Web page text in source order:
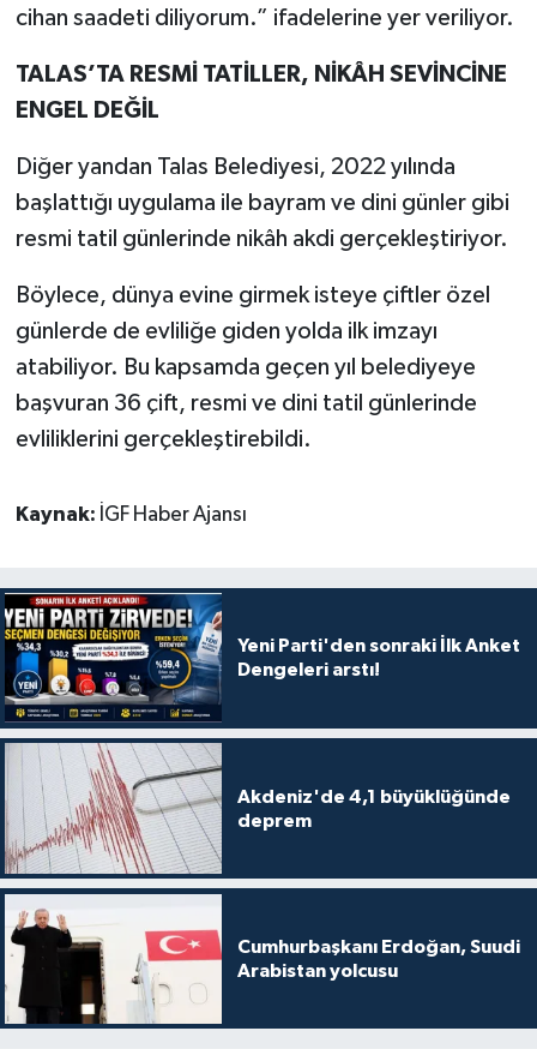
cihan saadeti diliyorum.” ifadelerine yer veriliyor.
TALAS’TA RESMİ TATİLLER, NİKÂH SEVİNCİNE
ENGEL DEĞİL
Diğer yandan Talas Belediyesi, 2022 yılında
başlattığı uygulama ile bayram ve dini günler gibi
resmi tatil günlerinde nikâh akdi gerçekleştiriyor.
Böylece, dünya evine girmek isteye çiftler özel
günlerde de evliliğe giden yolda ilk imzayı
atabiliyor. Bu kapsamda geçen yıl belediyeye
başvuran 36 çift, resmi ve dini tatil günlerinde
evliliklerini gerçekleştirebildi.
Kaynak: İGF Haber Ajansı
Yeni Parti'den sonraki İlk Anket
Dengeleri arstı!
Akdeniz'de 4,1 büyüklüğünde
deprem
Cumhurbaşkanı Erdoğan, Suudi
Arabistan yolcusu